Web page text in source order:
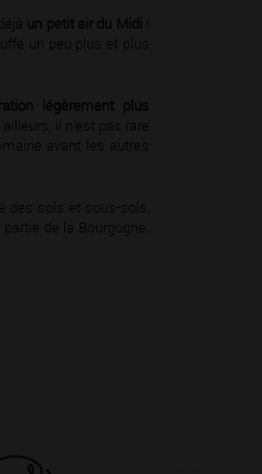
un petit air du Midi
un peu plus et plus
légèrement plus
il n’est pas rare
avant les autres
des sols et sous-sols,
de la Bourgogne.